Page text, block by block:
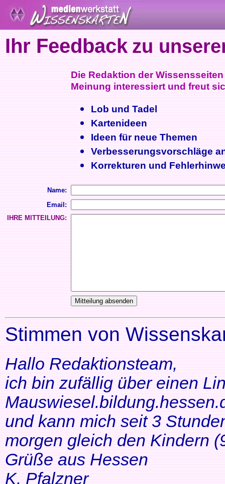
Ihr Feedback zu
Die Redaktion der
Meinung interessiert und freut
Lob und Tadel
Kartenideen
Ideen für neue Themen
Verbesserungsvorschläge
Korrekturen und
Name:
Email:
IHRE MITTEILUNG:
Stimmen von
Hallo Redaktionsteam,
ich bin zufällig über einen
und kann mich seit 3
morgen gleich den Kindern
Grüße aus Hessen
K. Pfalzner